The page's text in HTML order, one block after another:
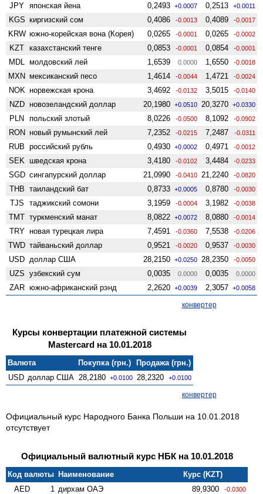
JPY японская йена 0,2493 +0.0007 0,2513 +0.0011
KGS киргизский сом 0,4086 -0.0013 0,4089 -0.0017
KRW южно-корейская вона (Корея) 0,0265 -0.0001 0,0265 -0.0002
KZT казахстанский тенге 0,0853 -0.0001 0,0854 -0.0001
MDL молдовский лей 1,6539 0.0000 1,6550 -0.0018
MXN мексиканский песо 1,4614 -0.0044 1,4721 -0.0024
NOK норвежская крона 3,4692 -0.0132 3,5015 -0.0140
NZD ново­зеландский доллар 20,1980 +0.0510 20,3270 +0.0330
PLN польский злотый 8,0226 -0.0500 8,1092 -0.0902
RON новый румынский лей 7,2352 -0.0215 7,2487 -0.0311
RUB российский рубль 0,4930 +0.0002 0,4971 -0.0012
SEK шведская крона 3,4180 -0.0102 3,4484 -0.0233
SGD сингапурский доллар 21,0990 -0.0410 21,2240 -0.0820
THB таиландский бат 0,8733 +0.0005 0,8780 -0.0030
TJS таджикский сомони 3,1959 -0.0004 3,1982 -0.0038
TMT туркменский манат 8,0822 +0.0072 8,0880 -0.0014
TRY новая турецкая лира 7,4591 -0.0360 7,5538 -0.0206
TWD тайваньский доллар 0,9521 -0.0020 0,9537 -0.0030
USD доллар США 28,2150 +0.0250 28,2350 -0.0050
UZS узбекский сум 0,0035 0.0000 0,0035 0.0000
ZAR южно-африканский рэнд 2,2620 +0.0039 2,3057 +0.0058
конвертер
Курсы конвертации платежной системы
Mastercard на 10.01.2018
Валюта Покупка (грн.)
Продажа (грн.)
USD доллар США 28,2180 +0.0100 28,2320 +0.0100
конвертер
Официальный курс Народного Банка Польши на 10.01.2018
отсутствует
Официальный валютный курс НБК на 10.01.2018
Код валюты Наименование
Курс (KZT)
AED
1 дирхам ОАЭ 89,9300 -0.0300